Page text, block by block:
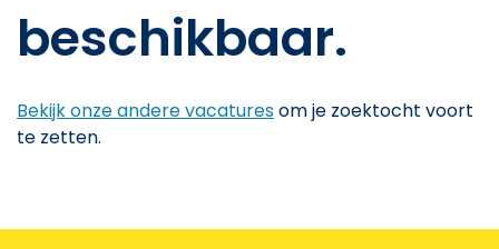
beschikbaar.
Bekijk onze andere vacaturesom je zoektocht voort
te zetten.